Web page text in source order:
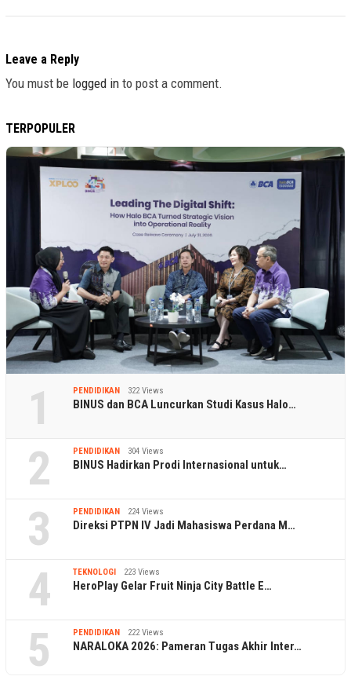
Leave a Reply
You must be logged in to post a comment.
TERPOPULER
1 PENDIDIKAN 322 Views
BINUS dan BCA Luncurkan Studi Kasus Halo…
2 PENDIDIKAN 304 Views
BINUS Hadirkan Prodi Internasional untuk…
3 PENDIDIKAN 224 Views
Direksi PTPN IV Jadi Mahasiswa Perdana M…
4 TEKNOLOGI 223 Views
HeroPlay Gelar Fruit Ninja City Battle E…
5 PENDIDIKAN 222 Views
NARALOKA 2026: Pameran Tugas Akhir Inter…